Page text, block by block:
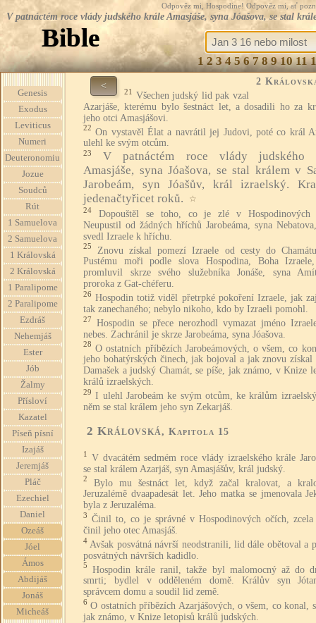
Odpověz mi, Hospodine! Odpověz mi, ať
V patnáctém roce vlády judského krále Amasjáše, syna Jóašova, se stal
Bible
1 2 3 4 5 6 7 8 9 10 11
Genesis
Exodus
Leviticus
Numeri
Deuteronomiu
Jozue
Soudců
Rút
1 Samuelova
2 Samuelova
1 Královská
2 Královská
1 Paralipome
2 Paralipome
Ezdráš
Nehemjáš
Ester
Jób
Žalmy
Přísloví
Kazatel
Píseň písní
Izajáš
Jeremjáš
Pláč
Ezechiel
Daniel
Ozeáš
Jóel
Ámos
Abdijáš
Jonáš
Micheáš
< 2
21 Všechen judský lid pak vzal
Azarjáše, kterému bylo šestnáct let, a dosadili ho za
jeho otci Amasjášovi.
22 On vystavěl Élat a navrátil jej Judovi, poté co král
ulehl ke svým otcům.
23
V patnáctém roce vlády judského
Amasjáše, syna Jóašova, se stal králem v
Jarobeám, syn Jóašův, král izraelský.
jedenačtyřicet roků.
☆
24
Dopouštěl se toho, co je zlé v Hospodinových
Neupustil od žádných hříchů Jarobeáma, syna
svedl Izraele k hříchu.
25
Znovu získal pomezí Izraele od cesty do
Pustému moři podle slova Hospodina, Boha
promluvil skrze svého služebníka Jonáše, syna
proroka z Gat-chéferu.
26 Hospodin totiž viděl přetrpké pokoření Izraele, jak
tak zanechaného; nebylo nikoho, kdo by Izraeli pomohl.
27
Hospodin se přece nerozhodl vymazat jméno
nebes. Zachránil je skrze Jarobeáma, syna Jóašova.
28 O ostatních příbězích Jarobeámových, o všem, co
jeho bohatýrských činech, jak bojoval a jak znovu získal
Damašek a judský Chamát, se píše, jak známo, v Knize
králů izraelských.
29 I ulehl Jarobeám ke svým otcům, ke králům
něm se stal králem jeho syn Zekarjáš.
2 Královská, Kapitola 15
1
V dvacátém sedmém roce vlády izraelského krále
se stal králem Azarjáš, syn Amasjášův, král judský.
2
Bylo mu šestnáct let, když začal kralovat, a
Jeruzalémě dvaapadesát let. Jeho matka se jmenovala
byla z Jeruzaléma.
3 Činil to, co je správné v Hospodinových očích,
činil jeho otec Amasjáš.
4 Avšak posvátná návrší neodstranili, lid dále obětoval a
posvátných návrších kadidlo.
5
Hospodin krále ranil, takže byl malomocný až do
smrti; bydlel v odděleném domě. Králův syn
správcem domu a soudil lid země.
6 O ostatních příbězích Azarjášových, o všem, co konal,
jak známo, v Knize letopisů králů judských.